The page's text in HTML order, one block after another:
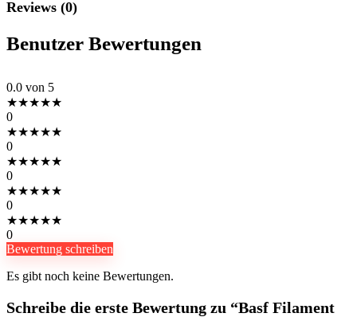
Reviews (0)
Benutzer Bewertungen
0.0 von 5
★★★★★
0
★★★★★
0
★★★★★
0
★★★★★
0
★★★★★
0
Bewertung schreiben
Es gibt noch keine Bewertungen.
Schreibe die erste Bewertung zu “Basf Filament